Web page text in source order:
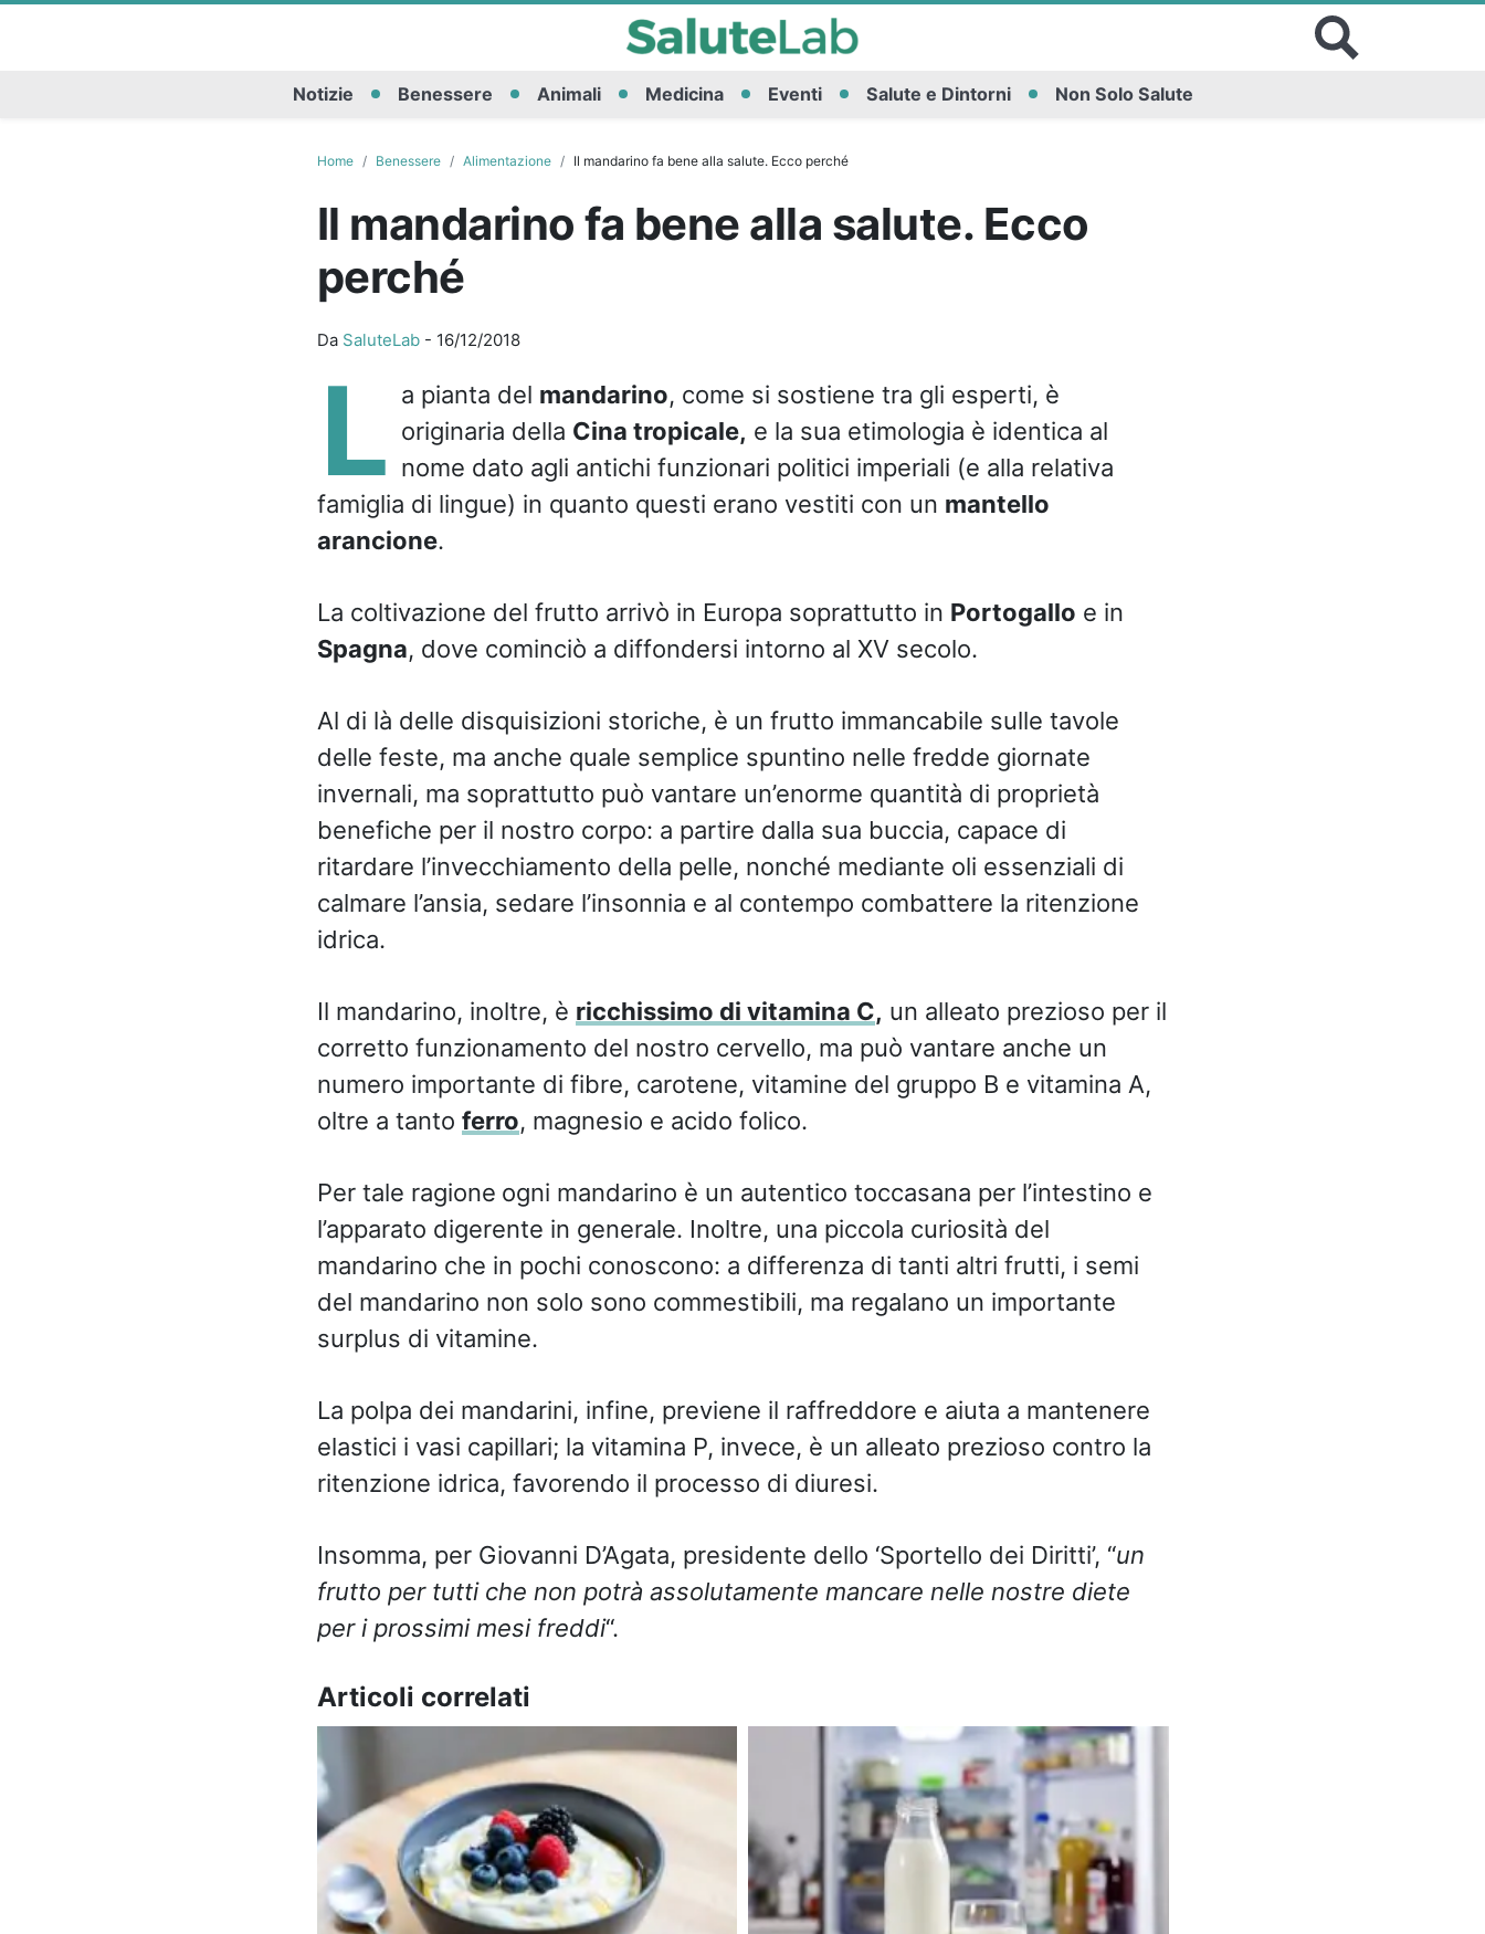
Notizie Benessere Animali Medicina Eventi Salute e Dintorni Non Solo Salute
Home Benessere Alimentazione Il mandarino fa bene alla salute. Ecco perché
Il mandarino fa bene alla salute. Ecco
perché
Da SaluteLab- 16/12/2018
L a pianta del mandarino, come si sostiene tra gli esperti, è
originaria della Cina tropicale, e la sua etimologia è identica al
nome dato agli antichi funzionari politici imperiali (e alla relativa
famiglia di lingue) in quanto questi erano vestiti con un mantello
arancione.
La coltivazione del frutto arrivò in Europa soprattutto in Portogallo e in
Spagna, dove cominciò a diffondersi intorno al XV secolo.
Al di là delle disquisizioni storiche, è un frutto immancabile sulle tavole
delle feste, ma anche quale semplice spuntino nelle fredde giornate
invernali, ma soprattutto può vantare un’enorme quantità di proprietà
benefiche per il nostro corpo: a partire dalla sua buccia, capace di
ritardare l’invecchiamento della pelle, nonché mediante oli essenziali di
calmare l’ansia, sedare l’insonnia e al contempo combattere la ritenzione
idrica.
Il mandarino, inoltre, è ricchissimo di vitamina C, un alleato prezioso per il
corretto funzionamento del nostro cervello, ma può vantare anche un
numero importante di fibre, carotene, vitamine del gruppo B e vitamina A,
oltre a tanto ferro, magnesio e acido folico.
Per tale ragione ogni mandarino è un autentico toccasana per l’intestino e
l’apparato digerente in generale. Inoltre, una piccola curiosità del
mandarino che in pochi conoscono: a differenza di tanti altri frutti, i semi
del mandarino non solo sono commestibili, ma regalano un importante
surplus di vitamine.
La polpa dei mandarini, infine, previene il raffreddore e aiuta a mantenere
elastici i vasi capillari; la vitamina P, invece, è un alleato prezioso contro la
ritenzione idrica, favorendo il processo di diuresi.
Insomma, per Giovanni D’Agata, presidente dello ‘Sportello dei Diritti’, “un
frutto per tutti che non potrà assolutamente mancare nelle nostre diete
per i prossimi mesi freddi“.
Articoli correlati